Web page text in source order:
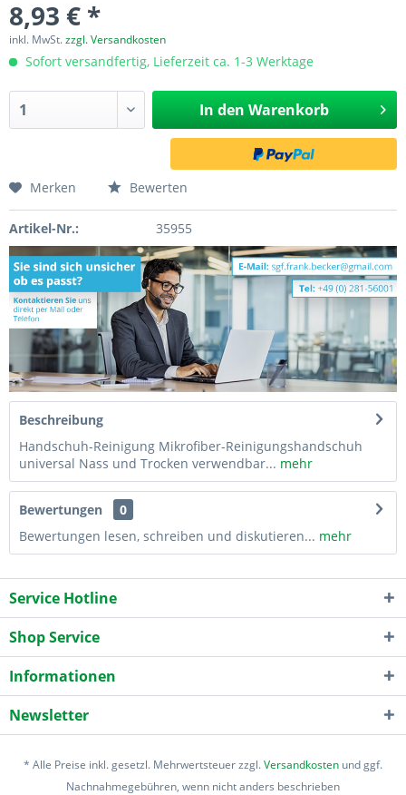
8,93 € *
inkl. MwSt.zzgl. Versandkosten
Sofort versandfertig, Lieferzeit ca. 1-3 Werktage
In den Warenkorb
Merken Bewerten
Artikel-Nr.: 35955
Beschreibung
Handschuh-Reinigung Mikrofiber-Reinigungshandschuh
universal Nass und Trocken verwendbar... mehr
Bewertungen
0
Bewertungen lesen, schreiben und diskutieren... mehr
Service Hotline
Shop Service
Informationen
Newsletter
* Alle Preise inkl. gesetzl. Mehrwertsteuer zzgl.Versandkosten und ggf.
Nachnahmegebühren, wenn nicht anders beschrieben